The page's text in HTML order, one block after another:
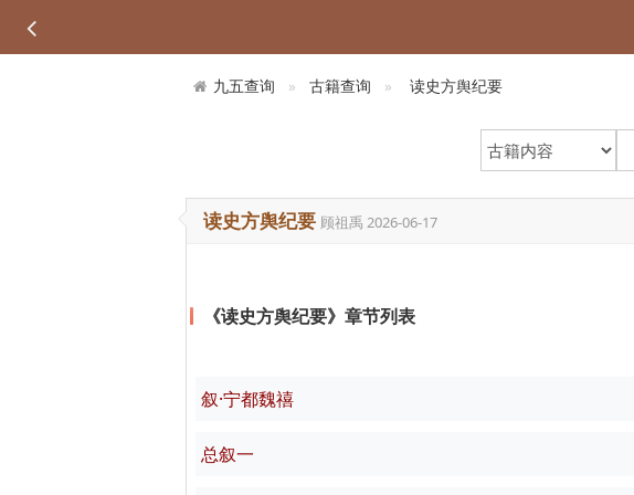
九五查询 古籍查询 读史方舆纪要
读史方舆纪要 顾祖禹 2026-06-17
《读史方舆纪要》章节列表
叙·宁都魏禧
总叙一